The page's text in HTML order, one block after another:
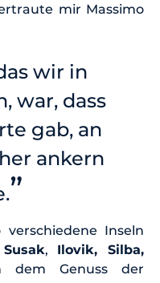
mir Massimo
wir in
war, dass
gab, an
ankern
”
Inseln
Susak, Ilovik, Silba,
dem Genuss der